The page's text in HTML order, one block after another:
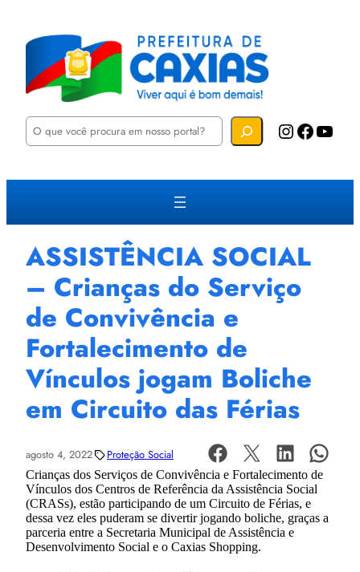
P
u
a
Instagram Facebook YouTube
ASSISTÊNCIA SOCIAL
– Crianças do Serviço
de Convivência e
Fortalecimento de
Vínculos jogam Boliche
em Circuito das Férias
agosto 4, 2022 Proteção Social
Crianças dos Serviços de Convivência e Fortalecimento de
Vínculos dos Centros de Referência da Assistência Social
(CRASs), estão participando de um Circuito de Férias, e
dessa vez eles puderam se divertir jogando boliche, graças a
parceria entre a Secretaria Municipal de Assistência e
Desenvolvimento Social e o Caxias Shopping.